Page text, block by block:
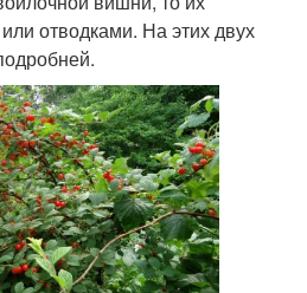
отводками. На этих двух